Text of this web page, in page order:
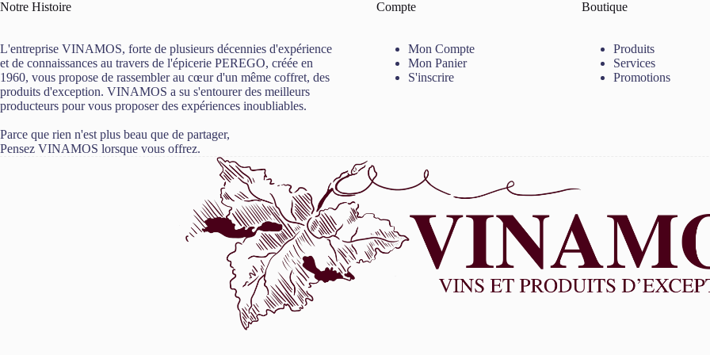
Notre Histoire
L'entreprise VINAMOS, forte de plusieurs décennies d'expérience
et de connaissances au travers de l'épicerie PEREGO, créée en
1960, vous propose de rassembler au cœur d'un même coffret, des
produits d'exception. VINAMOS a su s'entourer des meilleurs
producteurs pour vous proposer des expériences inoubliables.
Parce que rien n'est plus beau que de partager,
Pensez VINAMOS lorsque vous offrez.
Compte
Mon Compte
Mon Panier
S'inscrire
Boutique
Produits
Services
Promotions